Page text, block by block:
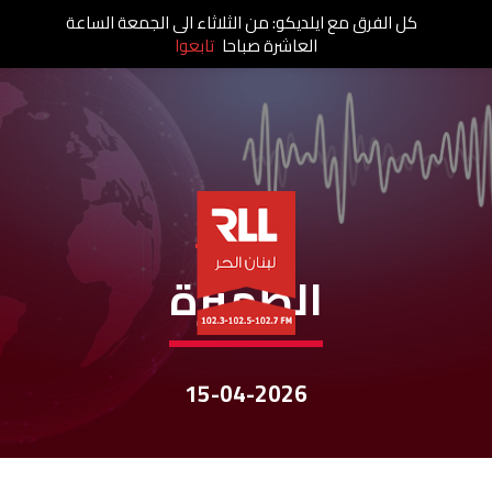
نشرات الأخبار
الظهيرة
15-04-2026
كل الفرق مع ايلديكو: من الثلاثاء الى الجمعة الساعة
العاشرة صباحا تابعوا